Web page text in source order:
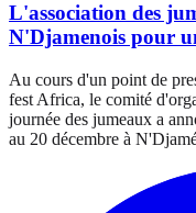
L'association des
N'Djamenois pour
Au cours d'un point de
fest Africa, le comité
journée des jumeaux a
au 20 décembre à